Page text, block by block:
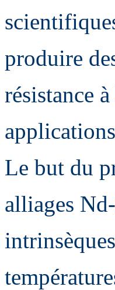
produire
résistance
Le but du
alliages